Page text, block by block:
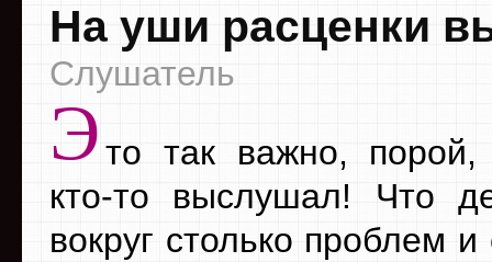
На уши расценки
Слушатель
Это так важно,
кто-то выслушал! Что
вокруг столько проблем